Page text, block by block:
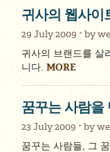
귀사의 웹사이
29 July 2009 by
귀사의 브랜드를 살
니다.MORE
꿈꾸는 사람을
23 July 2009 by
꿈꾸는 사람들, 그